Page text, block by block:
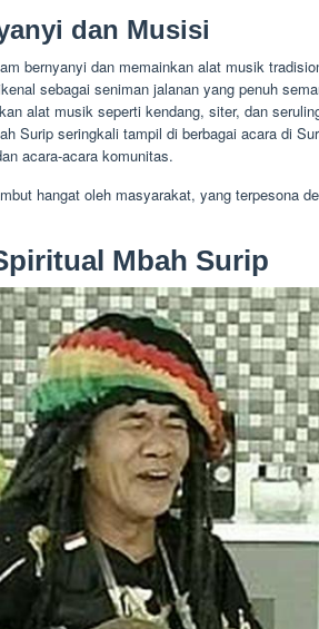
dan Musisi
bernyanyi dan memainkan alat musik
sebagai seniman jalanan yang penuh
alat musik seperti kendang, siter, dan
Surip seringkali tampil di berbagai acara di
acara-acara komunitas.
hangat oleh masyarakat, yang terpesona
Mbah Surip